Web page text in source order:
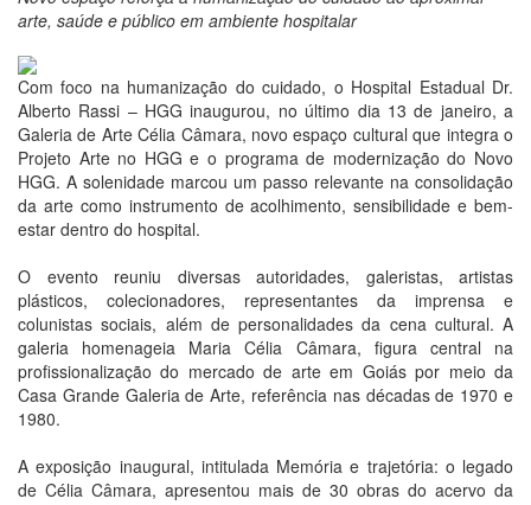
arte, saúde e público em ambiente hospitalar
Com foco na humanização do cuidado, o Hospital Estadual Dr.
Alberto Rassi – HGG inaugurou, no último dia 13 de janeiro, a
Galeria de Arte Célia Câmara, novo espaço cultural que integra o
Projeto Arte no HGG e o programa de modernização do Novo
HGG. A solenidade marcou um passo relevante na consolidação
da arte como instrumento de acolhimento, sensibilidade e bem-
estar dentro do hospital.
O evento reuniu diversas autoridades, galeristas, artistas
plásticos, colecionadores, representantes da imprensa e
colunistas sociais, além de personalidades da cena cultural. A
galeria homenageia Maria Célia Câmara, figura central na
profissionalização do mercado de arte em Goiás por meio da
Casa Grande Galeria de Arte, referência nas décadas de 1970 e
1980.
A exposição inaugural, intitulada Memória e trajetória: o legado
de Célia Câmara, apresentou mais de 30 obras do acervo da